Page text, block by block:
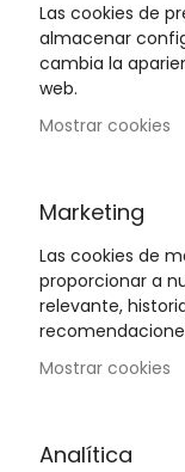
Las cookies de
almacenar
cambia la
web.
Mostrar cookies
Marketing
Las cookies de
proporcionar a
relevante,
Mostrar cookies
Analítica